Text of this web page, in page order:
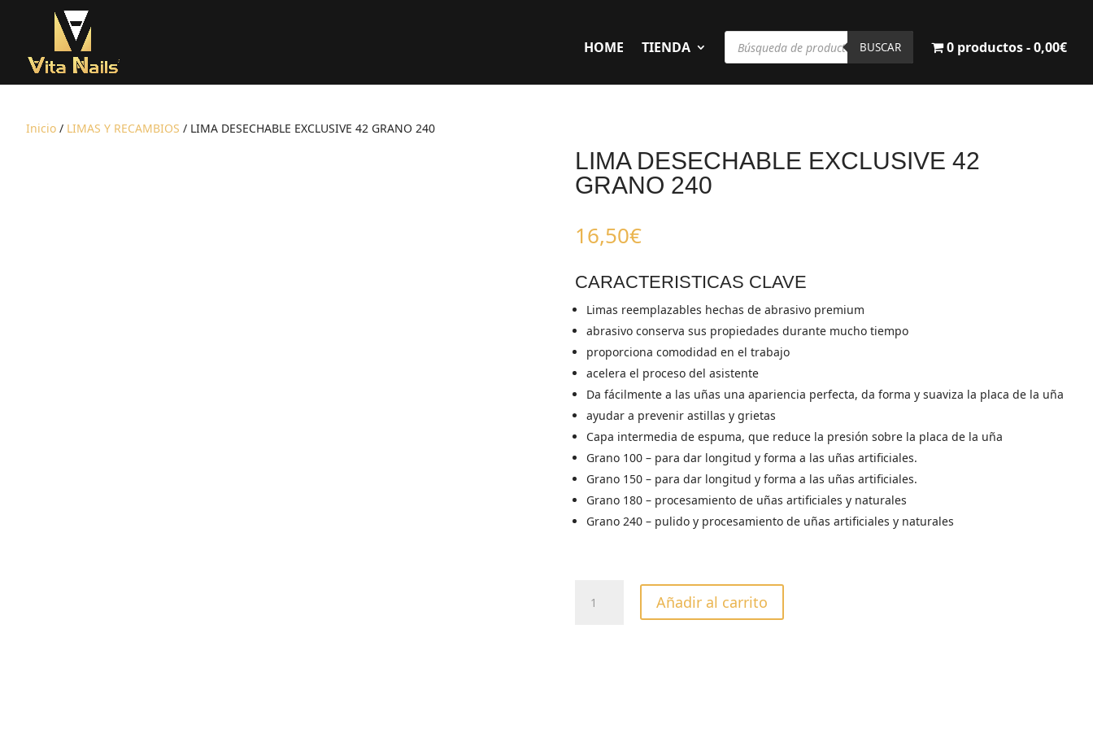
HOME TIENDA
Búsqueda
productos
BUSCAR 0 productos 0,00€
Inicio / LIMAS Y RECAMBIOS / LIMA DESECHABLE EXCLUSIVE 42 GRANO 240
LIMA DESECHABLE EXCLUSIVE 42
GRANO 240
16,50€
CARACTERISTICAS CLAVE
Limas reemplazables hechas de abrasivo premium
abrasivo conserva sus propiedades durante mucho tiempo
proporciona comodidad en el trabajo
acelera el proceso del asistente
Da fácilmente a las uñas una apariencia perfecta, da forma y suaviza la placa de la uña
ayudar a prevenir astillas y grietas
Capa intermedia de espuma, que reduce la presión sobre la placa de la uña
Grano 100 – para dar longitud y forma a las uñas artificiales.
Grano 150 – para dar longitud y forma a las uñas artificiales.
Grano 180 – procesamiento de uñas artificiales y naturales
Grano 240 – pulido y procesamiento de uñas artificiales y naturales
DESECHABLE
Añadir al carrito